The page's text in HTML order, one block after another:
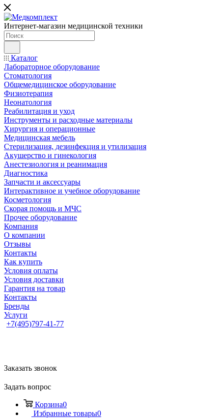
Интернет-магазин медицинской техники
Каталог
Лабораторное оборудование
Стоматология
Общемедицинское оборудование
Физиотерапия
Неонатология
Реабилитация и уход
Инструменты и расходные материалы
Хирургия и операционные
Медицинская мебель
Стерилизация, дезинфекция и утилизация
Акушерство и гинекология
Анестезиология и реанимация
Диагностика
Запчасти и аксессуары
Интерактивное и учебное оборудование
Косметология
Скорая помощь и МЧС
Прочее оборудование
Компания
О компании
Отзывы
Контакты
Как купить
Условия оплаты
Условия доставки
Гарантия на товар
Контакты
Бренды
Услуги
+7(495)797-41-77
Заказать звонок
Задать вопрос
Корзина0
Избранные товары0